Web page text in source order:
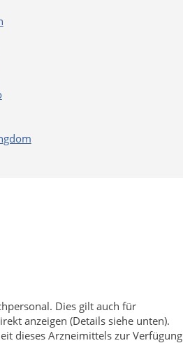
Dies gilt auch für
anzeigen (Details siehe unten).
dieses Arzneimittels zur Verfügung